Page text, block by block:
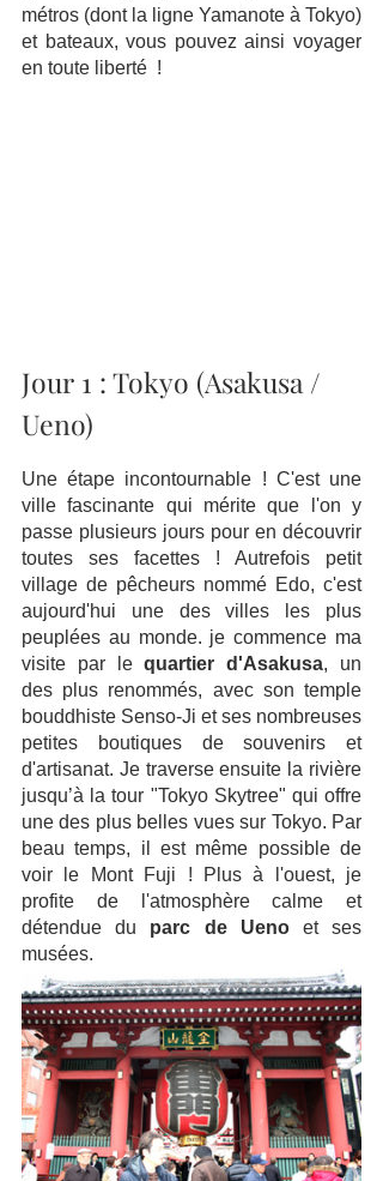
métros (dont la ligne Yamanote à Tokyo)
et bateaux, vous pouvez ainsi voyager
en toute liberté  !
Jour 1 : Tokyo (Asakusa /
Ueno)
Une étape incontournable ! C'est une
ville fascinante qui mérite que l'on y
passe plusieurs jours pour en découvrir
toutes ses facettes ! Autrefois petit
village de pêcheurs nommé Edo, c'est
aujourd'hui une des villes les plus
peuplées au monde. je commence ma
visite par le quartier d'Asakusa, un
des plus renommés, avec son temple
bouddhiste Senso-Ji et ses nombreuses
petites boutiques de souvenirs et
d'artisanat. Je traverse ensuite la rivière
jusqu’à la tour "Tokyo Skytree" qui offre
une des plus belles vues sur Tokyo. Par
beau temps, il est même possible de
voir le Mont Fuji ! Plus à l'ouest, je
profite de l'atmosphère calme et
détendue du parc de Ueno et ses
musées.